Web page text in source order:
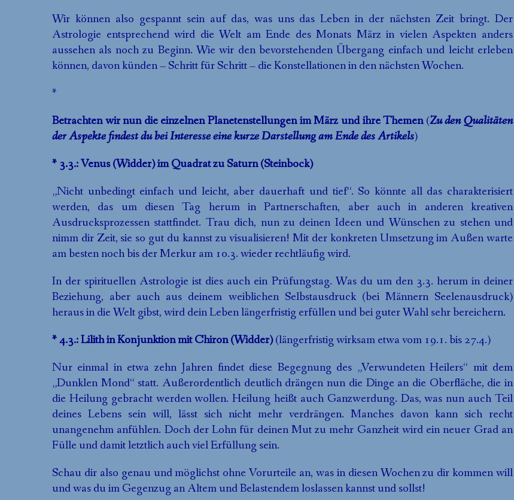
Wir können also gespannt sein auf das, was uns das Leben in der nächsten Zeit bringt. Der
Astrologie entsprechend wird die Welt am Ende des Monats März in vielen Aspekten anders
aussehen als noch zu Beginn. Wie wir den bevorstehenden Übergang einfach und leicht erleben
können, davon künden – Schritt für Schritt – die Konstellationen in den nächsten Wochen.
*
Betrachten wir nun die einzelnen Planetenstellungen im März und ihre Themen(Zu den Qualitäten
der Aspekte findest du bei Interesse eine kurze Darstellung am Ende des Artikels)
* 3.3.: Venus (Widder) im Quadrat zu Saturn(Steinbock)
„Nicht unbedingt einfach und leicht, aber dauerhaft und tief“. So könnte all das charakterisiert
werden, das um diesen Tag herum in Partnerschaften, aber auch in anderen kreativen
Ausdrucksprozessen stattfindet. Trau dich, nun zu deinen Ideen und Wünschen zu stehen und
nimm dir Zeit, sie so gut du kannst zu visualisieren! Mit der konkreten Umsetzung im Außen warte
am besten noch bis der Merkur am 10.3. wieder rechtläufig wird.
In der spirituellen Astrologie ist dies auch ein Prüfungstag. Was du um den 3.3. herum in deiner
Beziehung, aber auch aus deinem weiblichen Selbstausdruck (bei Männern Seelenausdruck)
heraus in die Welt gibst, wird dein Leben längerfristig erfüllen und bei guter Wahl sehr bereichern.
* 4.3.: Lilith in Konjunktion mit Chiron (Widder)(längerfristig wirksam etwa vom 19.1. bis 27.4.)
Nur einmal in etwa zehn Jahren findet diese Begegnung des „Verwundeten Heilers“ mit dem
„Dunklen Mond“ statt. Außerordentlich deutlich drängen nun die Dinge an die Oberfläche, die in
die Heilung gebracht werden wollen. Heilung heißt auch Ganzwerdung. Das, was nun auch Teil
deines Lebens sein will, lässt sich nicht mehr verdrängen. Manches davon kann sich recht
unangenehm anfühlen. Doch der Lohn für deinen Mut zu mehr Ganzheit wird ein neuer Grad an
Fülle und damit letztlich auch viel Erfüllung sein.
Schau dir also genau und möglichst ohne Vorurteile an, was in diesen Wochen zu dir kommen will
und was du im Gegenzug an Altem und Belastendem loslassen kannst und sollst!